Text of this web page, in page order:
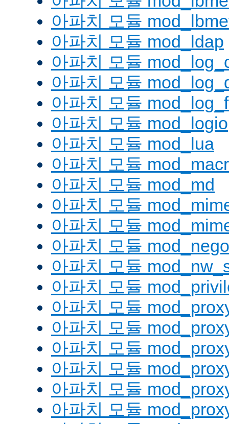
아파치 모듈
아파치 모듈 mod_ldap
아파치 모듈
아파치 모듈
아파치 모듈
아파치 모듈 mod_logio
아파치 모듈 mod_lua
아파치 모듈
아파치 모듈 mod_md
아파치 모듈
아파치 모듈
아파치 모듈
아파치 모듈
아파치 모듈
아파치 모듈
아파치 모듈
아파치 모듈
아파치 모듈
아파치 모듈
아파치 모듈